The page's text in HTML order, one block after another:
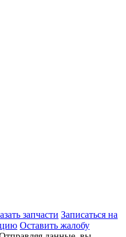
запчасти Записаться на
Оставить жалобу